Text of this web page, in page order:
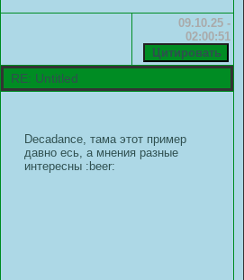
09.10.25 -
02:00:51
RE: Untitled
Decadance, тама этот пример
давно есь, а мнения разные
интересны :beer: